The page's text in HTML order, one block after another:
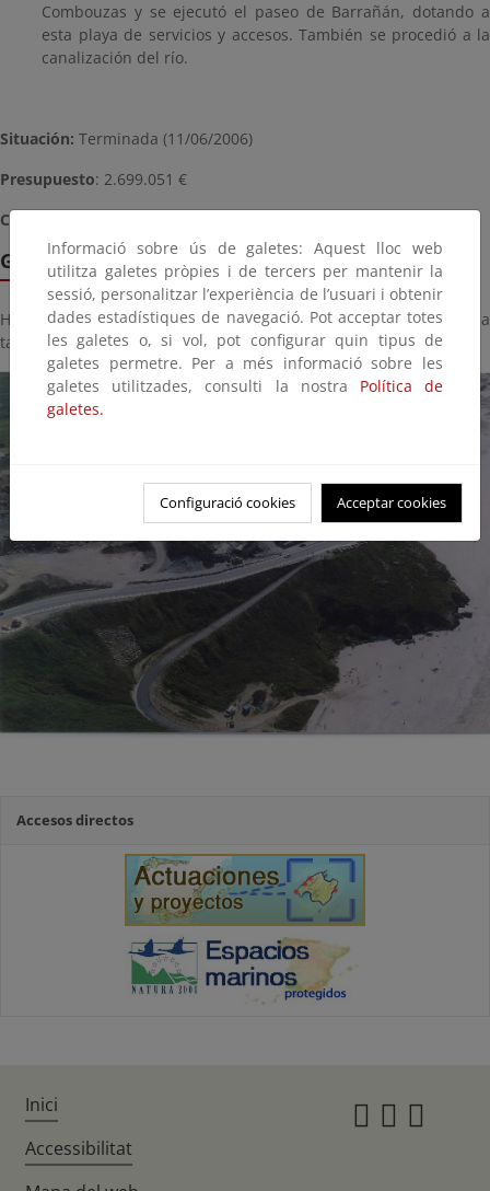
Combouzas y se ejecutó el paseo de Barrañán, dotando a
esta playa de servicios y accesos. También se procedió a la
canalización del río.
Situación: Terminada (11/06/2006)
Presupuesto: 2.699.051 €
Coordenadas
Galería de imágenes
Haga click sobre la imagen para ver la galería del proyecto a
tamaño completo:
Accesos directos
Informació sobre ús de galetes: Aquest lloc web
utilitza galetes pròpies i de tercers per mantenir la
sessió, personalitzar l’experiència de l’usuari i obtenir
dades estadístiques de navegació. Pot acceptar totes
les galetes o, si vol, pot configurar quin tipus de
galetes permetre. Per a més informació sobre les
galetes utilitzades, consulti la nostra Política de
galetes.
Configuració cookies Acceptar cookies
Inici
Accessibilitat